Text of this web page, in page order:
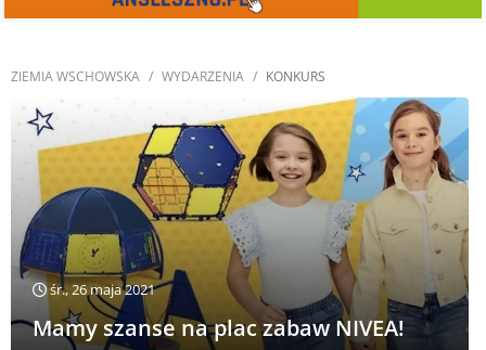
ZIEMIA WSCHOWSKA WYDARZENIA KONKURS
śr., 26 maja 2021
Mamy szanse na plac zabaw NIVEA!